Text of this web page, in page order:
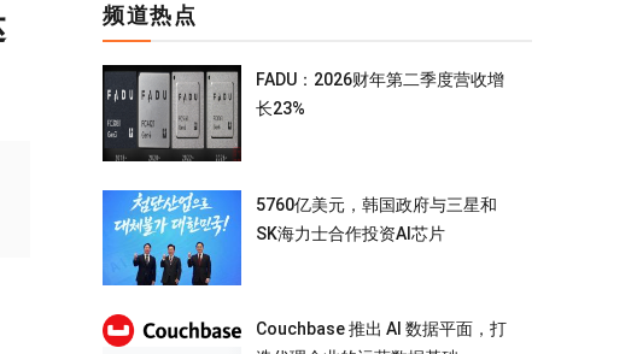
频道热点
FADU：2026财年第二季度营收增
长23%
5760亿美元，韩国政府与三星和
SK海力士合作投资AI芯片
Couchbase 推出 AI 数据平面，打